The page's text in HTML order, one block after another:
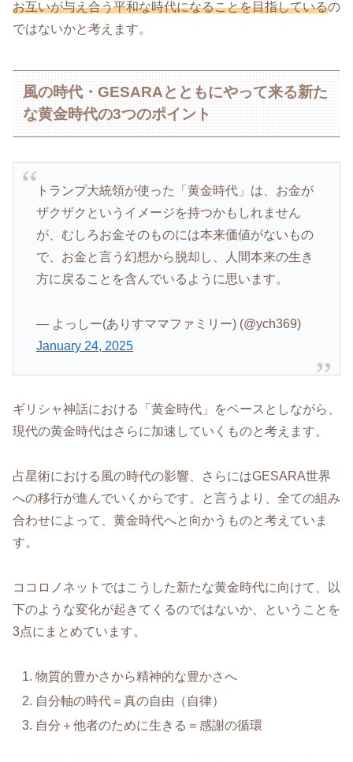
お互いが与え合う平和な時代になることを目指しているの
ではないかと考えます。
風の時代・GESARAとともにやって来る新た
な黄金時代の3つのポイント
トランプ大統領が使った「黄金時代」は、お金が
ザクザクというイメージを持つかもしれません
が、むしろお金そのものには本来価値がないもの
で、お金と言う幻想から脱却し、人間本来の生き
方に戻ることを含んでいるように思います。
— よっしー(ありすママファミリー) (@ych369)
January 24, 2025
ギリシャ神話における「黄金時代」をベースとしながら、
現代の黄金時代はさらに加速していくものと考えます。
占星術における風の時代の影響、さらにはGESARA世界
への移行が進んでいくからです。と言うより、全ての組み
合わせによって、黄金時代へと向かうものと考えていま
す。
ココロノネットではこうした新たな黄金時代に向けて、以
下のような変化が起きてくるのではないか、ということを
3点にまとめています。
物質的豊かさから精神的な豊かさへ
自分軸の時代＝真の自由（自律）
自分＋他者のために生きる＝感謝の循環